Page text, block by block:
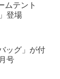
ムテント
登場
ッグ」が付
号